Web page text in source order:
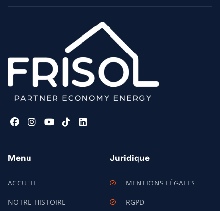
Menu
ACCUEIL
NOTRE HISTOIRE
Juridique
MENTIONS LÉGALES
RGPD